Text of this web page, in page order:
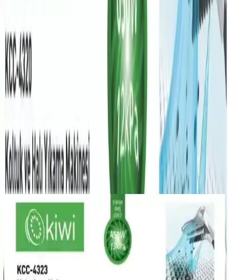
Trendler, ipuçları, rehberler ve yeni fikirlerle dolu
içerikler burada sizi bekliyor.
Ürünün Genel Tanıtımı
Kiwi KCC-4320, halı ve koltuk temizliğinde devrim niteliğinde bir
cihaz olarak öne çıkar. Beyaz renk ve CN menşeiyle kalite ve
dayanıklılığı simgeler. 500-1500 Watt güç aralığıyla yüksek
performans sağlar ve resmi distribütör garantisiyle iki yıl boyunca
güvenceniz altındır. Ayrıca, sulu özelliği sayesinde derinlemesine
4199.00TL
Şimdi al!
Ayrıca Bakınız
Karcher SC 3 Upright EasyFix Buharlı Temizlik
Makinesi Özellikleri ve Kullanım Avantajları
Karcher SC 3 Upright EasyFix, 1600 W gücüyle hızlı ısınır, yüksek
buhar basıncıyla hijyen sağlar ve kullanımı kolaydır. Farklı